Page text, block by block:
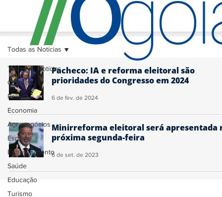
Todas as Notícias
Cidades
Política
Economia
Agronegócios
Esporte
Entretenimento
Saúde
Educação
Turismo
Todas as Notícias
Pacheco: IA e reforma eleitoral são
prioridades do Congresso em 2024
6 de fev. de 2024
Minirreforma eleitoral será apresentada
próxima segunda-feira
6 de set. de 2023